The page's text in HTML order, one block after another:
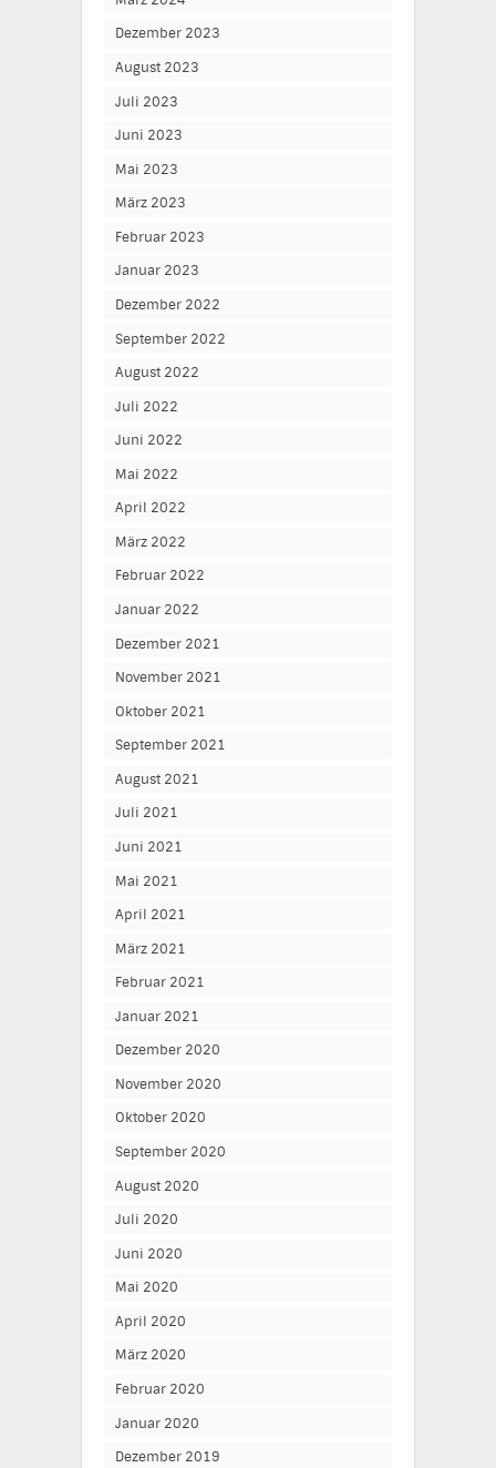
Dezember 2023
August 2023
Juli 2023
Juni 2023
Mai 2023
März 2023
Februar 2023
Januar 2023
Dezember 2022
September 2022
August 2022
Juli 2022
Juni 2022
Mai 2022
April 2022
März 2022
Februar 2022
Januar 2022
Dezember 2021
November 2021
Oktober 2021
September 2021
August 2021
Juli 2021
Juni 2021
Mai 2021
April 2021
März 2021
Februar 2021
Januar 2021
Dezember 2020
November 2020
Oktober 2020
September 2020
August 2020
Juli 2020
Juni 2020
Mai 2020
April 2020
März 2020
Februar 2020
Januar 2020
Dezember 2019